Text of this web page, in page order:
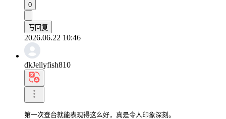
0
写回复
2026.06.22 10:46
dkJellyfish810
第一次登台就能表现得这么好，真是令人印象深刻。